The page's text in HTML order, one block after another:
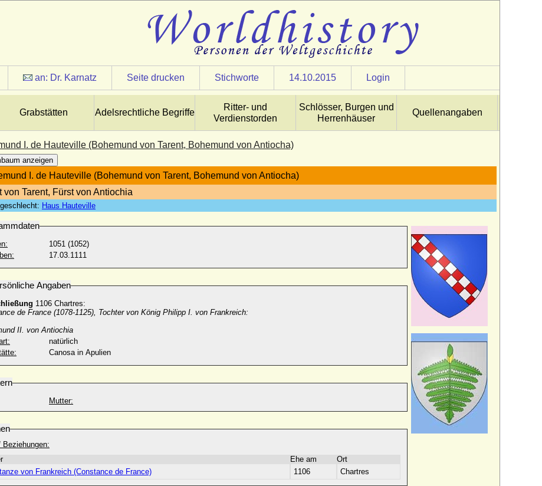
an: Dr. Karnatz Seite drucken Stichworte 14.10.2015 Login
Grabstätten Adelsrechtliche Begriffe
Ritter- und
Verdienstorden
Schlösser, Burgen und
Herrenhäuser
Quellenangaben
I. de Hauteville (Bohemund von Tarent, Bohemund von Antiocha)
anzeigen
I. de Hauteville (Bohemund von Tarent, Bohemund von Antiocha)
von Tarent, Fürst von Antiochia
Haus Hauteville
1051 (1052)
17.03.1111
Angaben
1106 Chartres:
de France (1078-1125), Tochter von König Philipp I. von Frankreich:
II. von Antiochia
natürlich
Canosa in Apulien
Mutter:
Beziehungen:
Ehe am
Ort
von Frankreich (Constance de France)
1106 Chartres